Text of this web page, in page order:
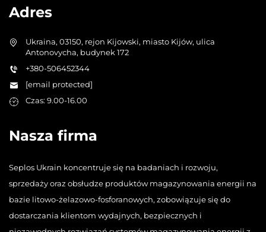
Adres
Ukraina, 03150, rejon Kijowski, miasto Kijów, ulica
Antonovycha, budynek 172
+380-506452344
[email protected]
Czas: 9.00-16.00
Nasza firma
Seplos Ukrain koncentruje się na badaniach i rozwoju,
sprzedaży oraz obsłudze produktów magazynowania energii na
bazie litowo-żelazowo-fosforanowych, zobowiązuje się do
dostarczania klientom wydajnych, bezpiecznych i